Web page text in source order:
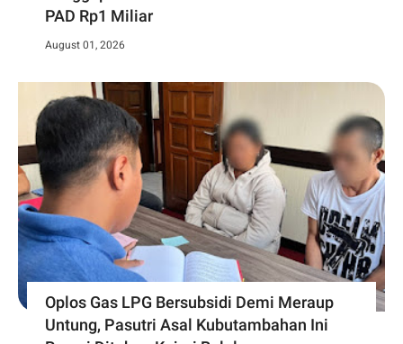
PAD Rp1 Miliar
August 01, 2026
Oplos Gas LPG Bersubsidi Demi Meraup
Untung, Pasutri Asal Kubutambahan Ini